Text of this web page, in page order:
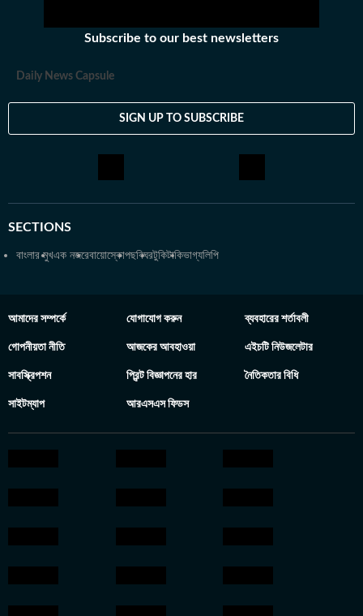
Subscribe to our best newsletters
Daily News Capsule
SIGN UP TO SUBSCRIBE
SECTIONS
বাংলার মুখএক নজরেবায়োস্কোপছবিঘরটুকিটাকিভাগ্যলিপি
আমাদের সম্পর্কে যোগাযোগ করুন ব্যবহারের শর্তাবলী
গোপনীয়তা নীতি আজকের আবহাওয়া এইচটি নিউজলেটার
সাবস্ক্রিপশন প্রিন্ট বিজ্ঞাপনের হার নৈতিকতার বিধি
সাইটম্যাপ আরএসএস ফিডস